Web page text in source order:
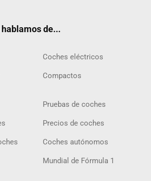
de...
Coches eléctricos
Compactos
Pruebas de coches
Precios de coches
Coches autónomos
Mundial de Fórmula 1